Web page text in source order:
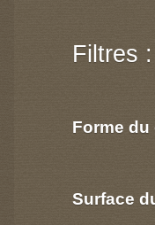
Filtres
Forme du
Surface